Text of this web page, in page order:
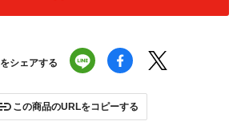
シェアする
この商品のURLをコピーする